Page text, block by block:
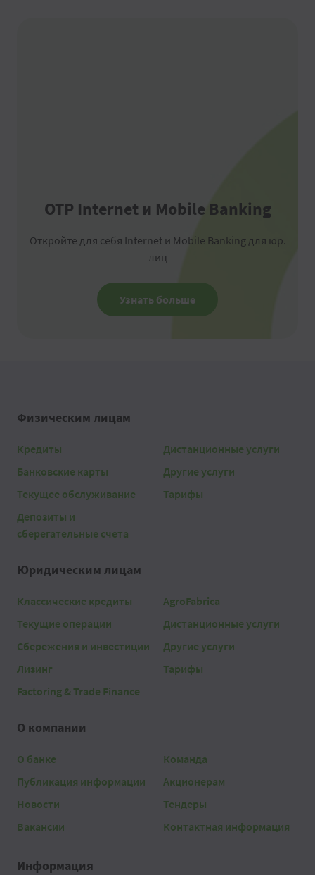
OTP Internet и Mobile Banking
Откройте для себя Internet и Mobile Banking для юр.
лиц
Узнать больше
Физическим лицам
Кредиты
Банковские карты
Текущее обслуживание
Депозиты и
сберегательные счета
Дистанционные услуги
Другие услуги
Тарифы
Юридическим лицам
Классические кредиты
Текущие операции
Сбережения и инвестиции
Лизинг
Factoring & Trade Finance
AgroFabrica
Дистанционные услуги
Другие услуги
Тарифы
О компании
О банке
Публикация информации
Новости
Вакансии
Команда
Акционерам
Тендеры
Контактная информация
Информация